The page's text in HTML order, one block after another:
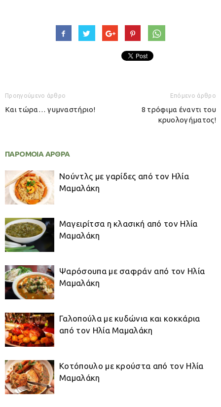
Προηγούμενο άρθρο
Και τώρα… γυμναστήριο!
Επόμενο άρθρο
8 τρόφιμα έναντι του
κρυολογήματος!
ΠΑΡΟΜΟΙΑ ΑΡΘΡΑ
Νούντλς με γαρίδες από τον Ηλία
Μαμαλάκη
Μαγειρίτσα η κλασική από τον Ηλία
Μαμαλάκη
Ψαρόσουπα με σαφράν από τον Ηλία
Μαμαλάκη
Γαλοπούλα με κυδώνια και κοκκάρια
από τον Ηλία Μαμαλάκη
Κοτόπουλο με κρούστα από τον Ηλία
Μαμαλάκη